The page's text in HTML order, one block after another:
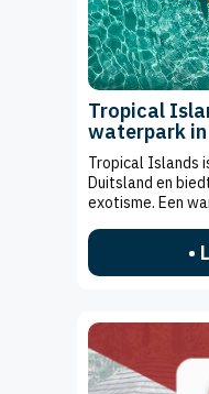
Tropical
waterpark
Tropical Islands
Duitsland en
exotisme. Een
•